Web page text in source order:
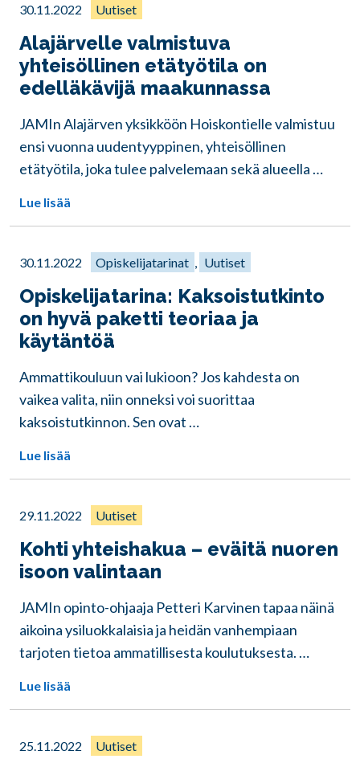
30.11.2022 Uutiset
Alajärvelle valmistuva
yhteisöllinen etätyötila on
edelläkävijä maakunnassa
JAMIn Alajärven yksikköön Hoiskontielle valmistuu
ensi vuonna uudentyyppinen, yhteisöllinen
etätyötila, joka tulee palvelemaan sekä alueella …
Lue lisää
30.11.2022 Opiskelijatarinat , Uutiset
Opiskelijatarina: Kaksoistutkinto
on hyvä paketti teoriaa ja
käytäntöä
Ammattikouluun vai lukioon? Jos kahdesta on
vaikea valita, niin onneksi voi suorittaa
kaksoistutkinnon. Sen ovat …
Lue lisää
29.11.2022 Uutiset
Kohti yhteishakua – eväitä nuoren
isoon valintaan
JAMIn opinto-ohjaaja Petteri Karvinen tapaa näinä
aikoina ysiluokkalaisia ja heidän vanhempiaan
tarjoten tietoa ammatillisesta koulutuksesta. …
Lue lisää
25.11.2022 Uutiset